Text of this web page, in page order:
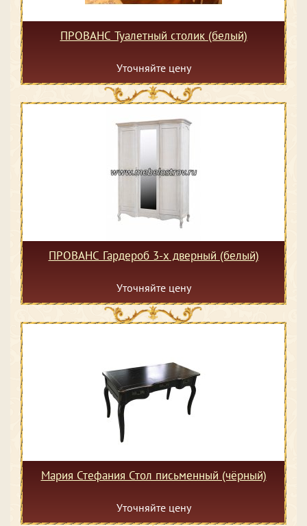
ПРОВАНС Туалетный столик (белый)
Уточняйте цену
ПРОВАНС Гардероб 3-х дверный (белый)
Уточняйте цену
Мария Стефания Стол письменный (чёрный)
Уточняйте цену